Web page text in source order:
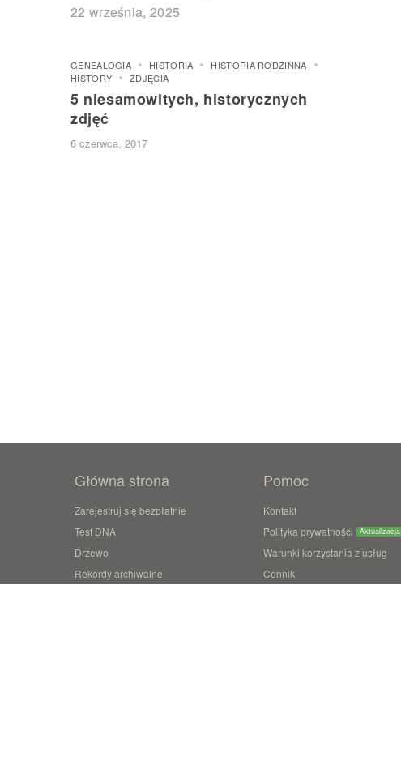
22 września, 2025
GENEALOGIA HISTORIA
HISTORIA RODZINNA
HISTORY
ZDJĘCIA
5 niesamowitych, historycznych
zdjęć
6 czerwca, 2017
Główna strona
Zarejestruj się bezpłatnie
Test DNA
Drzewo
Rekordy archiwalne
Pomoc
Kontakt
Polityka prywatności
Aktualizacja
Warunki korzystania z usług
Cennik